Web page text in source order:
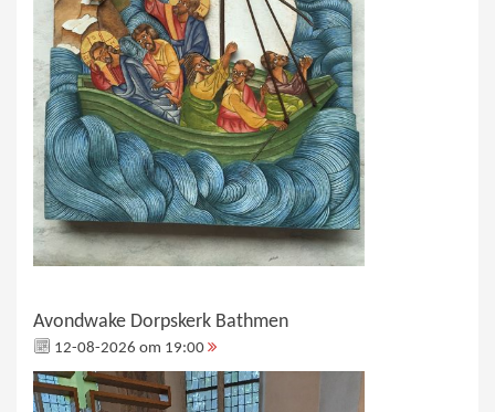
Avondwake Dorpskerk Bathmen
12-08-2026 om 19:00